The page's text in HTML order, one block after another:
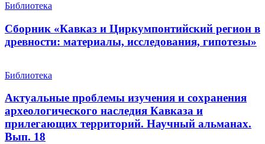
Библиотека
Сборник «Кавказ и Циркумпонтийский регион в
древности: материалы, исследования, гипотезы»
Библиотека
Актуальные проблемы изучения и сохранения
археологического наследия Кавказа и
прилегающих территорий. Научный альманах.
Вып. 18